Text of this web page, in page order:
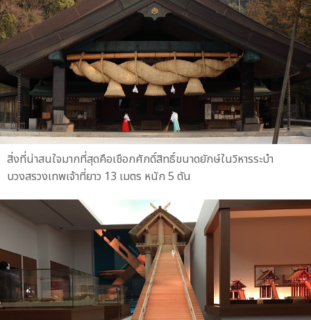
สิ่งที่น่าสนใจมากที่สุดคือเชือกศักดิ์สิทธิ์ขนาดยักษ์ในวิหารระบำ
บวงสรวงเทพเจ้าที่ยาว 13 เมตร หนัก 5 ตัน